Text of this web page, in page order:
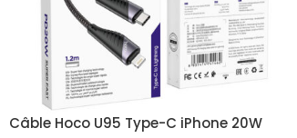
Câble Hoco U95 Type-C iPhone 20W